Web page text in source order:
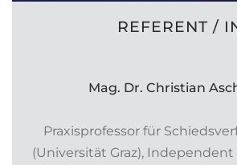
REFERENT /
Mag. Dr. Christian
Praxisprofessor für
(Universität Graz),